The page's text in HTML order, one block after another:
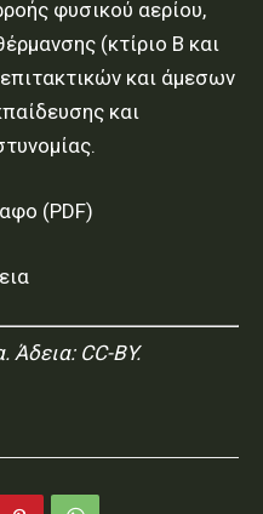
φυσικού αερίου,
(κτίριο Β και
και άμεσων
και
(PDF)
. Άδεια: CC-BY.